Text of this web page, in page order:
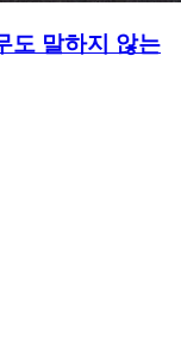
도 말하지 않는